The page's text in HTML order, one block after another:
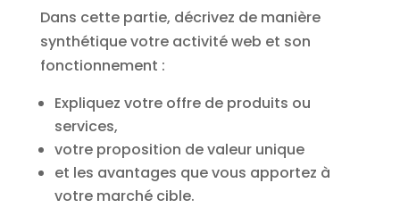
Dans cette partie, décrivez de manière
synthétique votre activité web et son
fonctionnement :
Expliquez votre offre de produits ou
services,
votre proposition de valeur unique
et les avantages que vous apportez à
votre marché cible.